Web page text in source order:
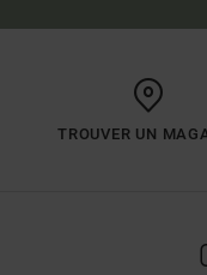
TROUVER UN